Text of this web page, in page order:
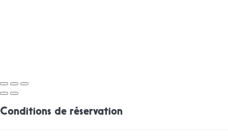
Conditions de réservation